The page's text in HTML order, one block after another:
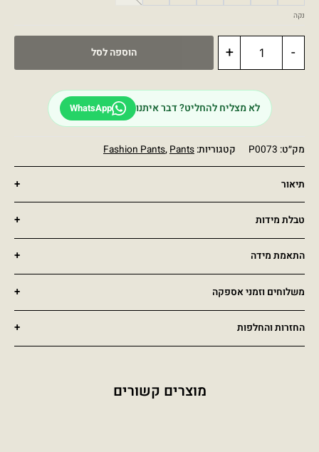
נקה
-
+ הוספה לסל
לא מצליח להחליט? דבר איתנו WhatsApp
מק״ט: P0073 קטגוריות: Fashion Pants,Pants
תיאור
טבלת מידות
התאמת מידה
משלוחים וזמני אספקה
החזרות והחלפות
מוצרים קשורים